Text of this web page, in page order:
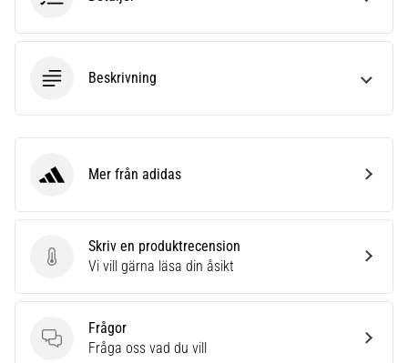
Beskrivning
Skriv en produktrecension
Skriv en produktrecension
Vi vill gärna läsa din åsikt
Frågor
Frågor
Fråga oss vad du vill
adidas Mer från adidas